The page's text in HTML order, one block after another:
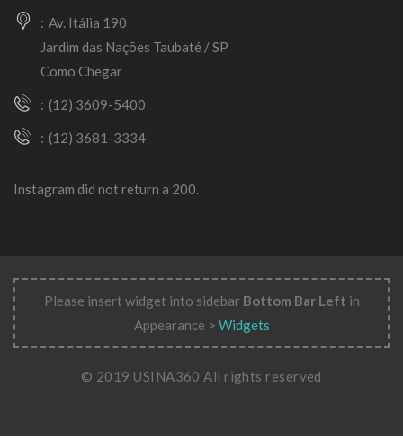
Av. Itália 190
Jardim das Nações Taubaté / SP
Como Chegar
(12) 3609-5400
(12) 3681-3334
Instagram did not return a 200.
Please insert widget into sidebar Bottom Bar Left in
Appearance > Widgets
© 2019 USINA360 All rights reserved